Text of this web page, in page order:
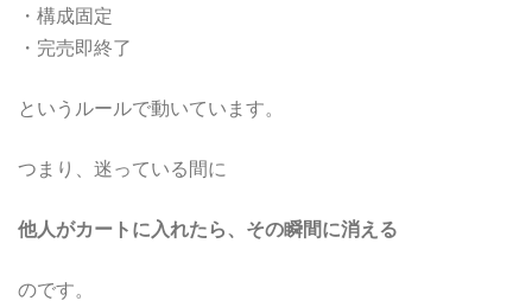
・構成固定
・完売即終了
というルールで動いています。
つまり、迷っている間に
他人がカートに入れたら、その瞬間に消える
のです。